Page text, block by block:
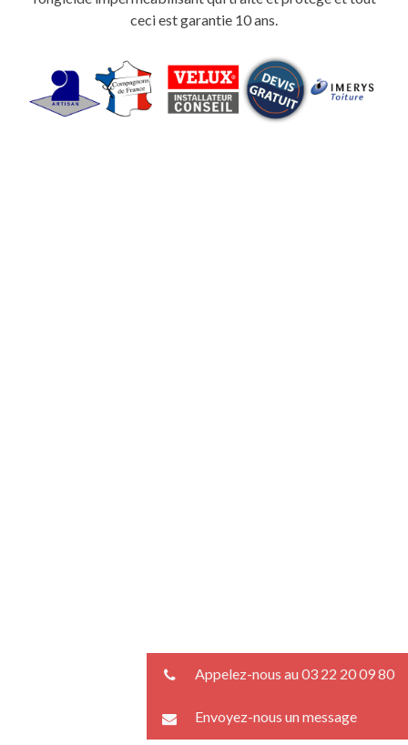
ceci est garantie 10 ans.
Appelez-nous au 03 22 20 09 80
Envoyez-nous un message